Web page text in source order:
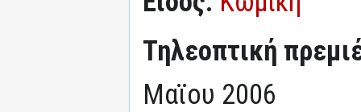
Τηλεοπτική
Μαϊου 2006